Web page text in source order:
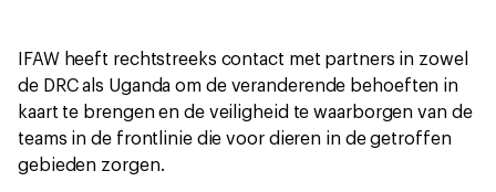
IFAW heeft rechtstreeks contact met partners in zowel
de DRC als Uganda om de veranderende behoeften in
kaart te brengen en de veiligheid te waarborgen van de
teams in de frontlinie die voor dieren in de getroffen
gebieden zorgen.